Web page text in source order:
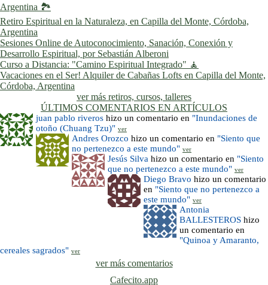
Argentina 🏞️
Retiro Espiritual en la Naturaleza, en Capilla del Monte, Córdoba,
Argentina
Sesiones Online de Autoconocimiento, Sanación, Conexión y
Desarrollo Espiritual, por Sebastián Alberoni
Curso a Distancia: "Camino Espiritual Integrado" 🧘
Vacaciones en el Ser! Alquiler de Cabañas Lofts en Capilla del Monte,
Córdoba, Argentina
ver más retiros, cursos, talleres
ÚLTIMOS COMENTARIOS EN ARTÍCULOS
juan pablo riveros hizo un comentario en "Inundaciones de
otoño (Chuang Tzu)" ver
Andres Orozco hizo un comentario en "Siento que
no pertenezco a este mundo" ver
Jesús Silva hizo un comentario en "Siento
que no pertenezco a este mundo" ver
Diego Bravo hizo un comentario
en "Siento que no pertenezco a
este mundo" ver
Antonia
BALLESTEROS hizo
un comentario en
"Quinoa y Amaranto,
cereales sagrados" ver
ver más comentarios
Cafecito.app